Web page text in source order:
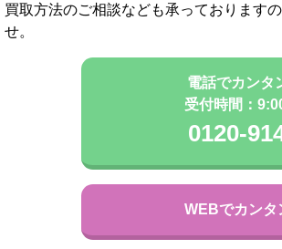
買取方法のご相談なども承っております
せ。
電話でカンタ
受付時間：
0120-
WEBでカンタ